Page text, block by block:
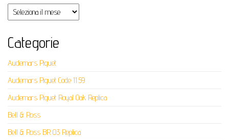
Categorie
Audemars Piguet
Audemars Piguet Code 11.59
Audemars Piguet Royal Oak Replica
Bell & Ross
Bell & Ross BR 03 Replica